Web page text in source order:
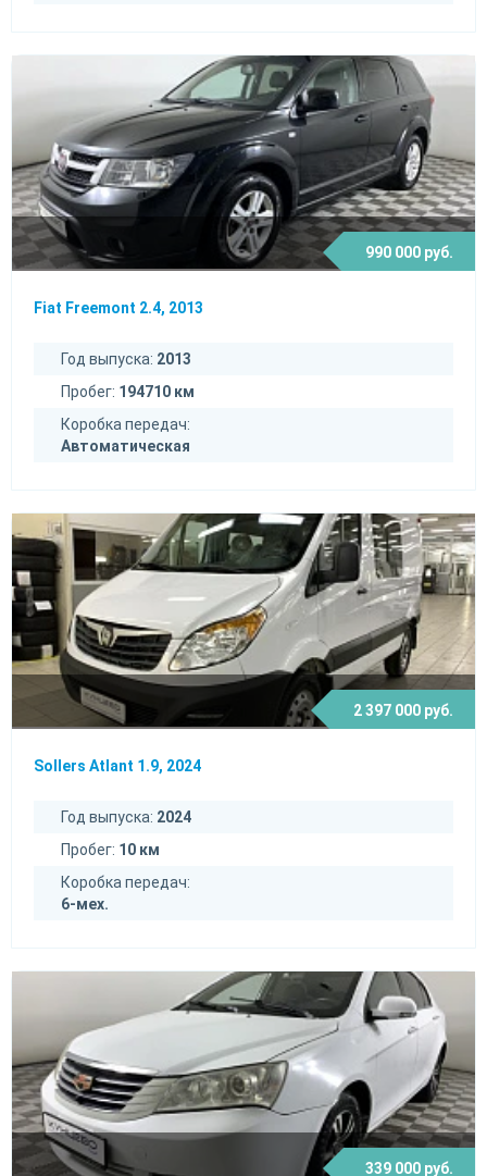
990 000 руб.
Fiat Freemont 2.4, 2013
Год выпуска: 2013
Пробег: 194710 км
Коробка передач:
Автоматическая
2 397 000 руб.
Sollers Atlant 1.9, 2024
Год выпуска: 2024
Пробег: 10 км
Коробка передач:
6-мех.
339 000 руб.